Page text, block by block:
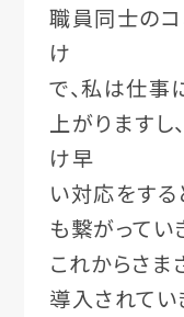
職員同士のコ
け
で、私は仕事
上がりますし
け早
い対応をする
も繋がってい
これからさ
導入されてい